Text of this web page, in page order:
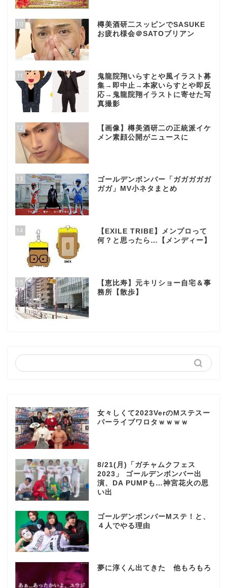
10
樽美酒研二スッピンでSASUKE
お疲れ様会＠SATOブリアン
11
鬼龍院翔いらすとや風イラスト募
集→即中止→本家いらすとや即反
応→鬼龍院翔イラストに寄せた写
真撮影
12
【画像】樽美酒研二の正統派イケ
メン素顔公開がニュースに
13
ゴールデンボンバー「ガガガガガ
ガガ」MV小ネタまとめ
14
【EXILE TRIBE】メンプロって
何？と思ったら…【メンディー】
15
【恵比寿】元キリショー自宅＆事
務所【散歩】
女々しくて2023VerのMステスー
パーライブワロタｗｗｗｗ
8/21(月)「ガチャムクフェス
2023」 ゴールデンボンバー出
演、DA PUMPも…神宮花火の思
い出
ゴールデンボンバーMステ！と、
４人でやる理由
夢に淳くん出てきた 他もろもろ